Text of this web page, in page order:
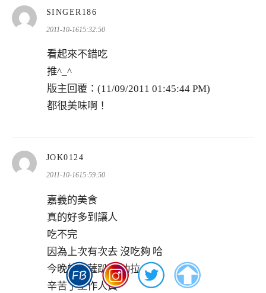
SINGER186
示:
2011-10-1615:32:50
看起來不錯吃
推^_^
版主回覆：(11/09/2011 01:45:44 PM)
都很美味啊！
JOK0124
示:
2011-10-1615:59:50
嘉義的美食
真的好多到讓人
吃不完
因為上次有次去 沒吃夠 哈
今晚的披薩趴 成功拉
辛苦了工作人員